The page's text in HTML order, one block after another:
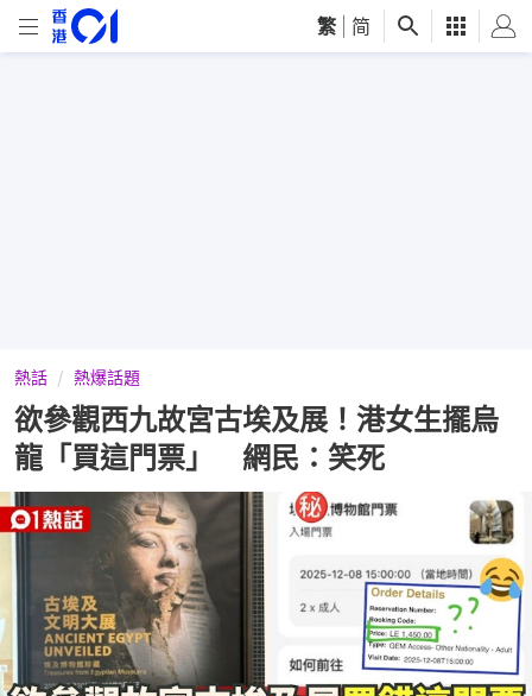
繁 简
熱話 熱爆話題
欲參觀西九故宮古埃及展！港女生擺烏
龍「買這門票」 網民：笑死